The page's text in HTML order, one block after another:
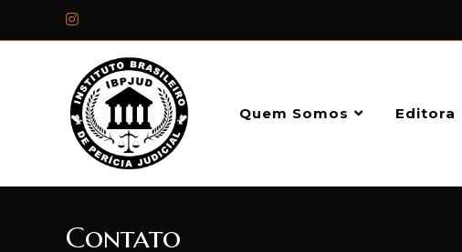
Quem Somos Editora
Contato